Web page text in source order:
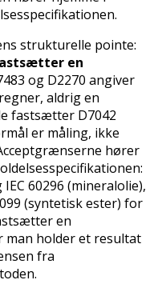
strukturelle pointe:
en
og D2270 angiver
aldrig en
fastsætter D7042
er måling, ikke
hører
60296 (mineralolie),
(syntetisk ester) for
en
man holder et resultat
fra